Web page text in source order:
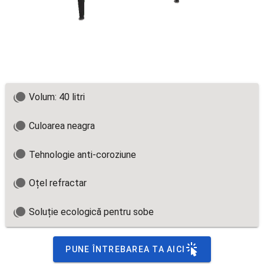
Volum: 40 litri
Culoarea neagra
Tehnologie anti-coroziune
Oțel refractar
Soluție ecologică pentru sobe
PUNE ÎNTREBAREA TA AICI